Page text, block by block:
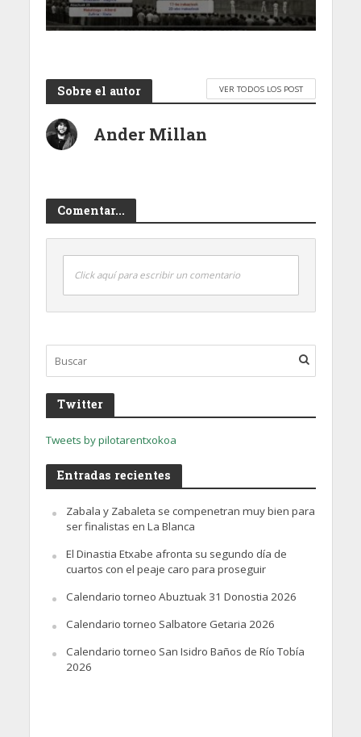
Sobre el autor VER TODOS LOS POST
Ander Millan
Comentar...
Click aquí para escribir un comentario
Twitter
Tweets by pilotarentxokoa
Entradas recientes
Zabala y Zabaleta se compenetran muy bien para
ser finalistas en La Blanca
El Dinastia Etxabe afronta su segundo día de
cuartos con el peaje caro para proseguir
Calendario torneo Abuztuak 31 Donostia 2026
Calendario torneo Salbatore Getaria 2026
Calendario torneo San Isidro Baños de Río Tobía
2026